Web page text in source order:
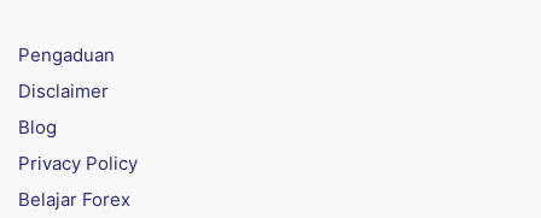
Pengaduan
Disclaimer
Blog
Privacy Policy
Belajar Forex